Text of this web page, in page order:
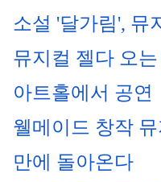
소설 '달가림', 뮤
뮤지컬 젤다 오
아트홀에서 공연
웰메이드 창작
만에 돌아온다